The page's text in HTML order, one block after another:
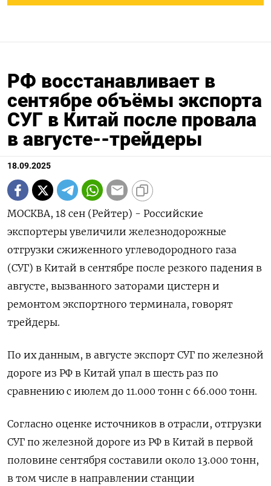
РФ восстанавливает в
сентябре объёмы экспорта
СУГ в Китай после провала
в августе--трейдеры
18.09.2025
МОСКВА, 18 сен (Рейтер) - Российские
экспортеры увеличили железнодорожные
отгрузки сжиженного углеводородного газа
(СУГ) в Китай в сентябре после резкого падения в
августе, вызванного заторами цистерн и
ремонтом экспортного терминала, говорят
трейдеры.
По их данным, в августе экспорт СУГ по железной
дороге из РФ в Китай упал в шесть раз по
сравнению с июлем до 11.000 тонн с 66.000 тонн.
Согласно оценке источников в отрасли, отгрузки
СУГ по железной дороге из РФ в Китай в первой
половине сентября составили около 13.000 тонн,
в том числе в направлении станции